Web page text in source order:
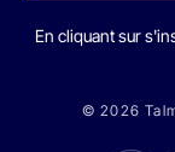
En cliquant sur
© 2026